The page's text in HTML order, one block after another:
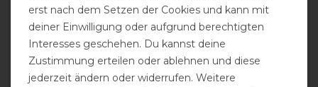
-10%
erst nach dem Setzen der Cookies und kann mit
deiner Einwilligung oder aufgrund berechtigten
Interesses geschehen. Du kannst deine
Zustimmung erteilen oder ablehnen und diese
jederzeit ändern oder widerrufen. Weitere